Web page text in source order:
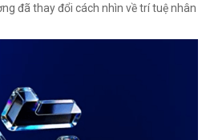
đã thay đổi cách nhìn về trí tuệ nhân